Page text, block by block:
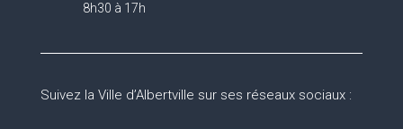
8h30 à 17h
Suivez la Ville d’Albertville sur ses réseaux sociaux :